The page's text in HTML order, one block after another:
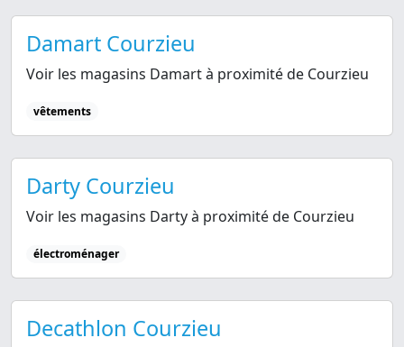
Damart Courzieu
Voir les magasins Damart à proximité de Courzieu
vêtements
Darty Courzieu
Voir les magasins Darty à proximité de Courzieu
électroménager
Decathlon Courzieu